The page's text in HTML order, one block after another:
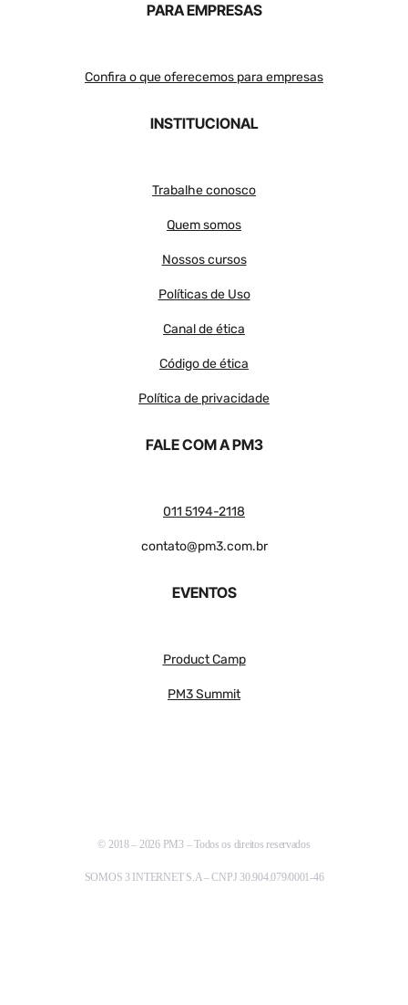
PARA EMPRESAS
Confira o que oferecemos para empresas
INSTITUCIONAL
Trabalhe conosco
Quem somos
Nossos cursos
Políticas de Uso
Canal de ética
Código de ética
Política de privacidade
FALE COM A PM3
011 5194-2118
contato@pm3.com.br
EVENTOS
Product Camp
PM3 Summit
© 2018 – 2026 PM3 – Todos os direitos reservados
SOMOS 3 INTERNET S.A – CNPJ 30.904.079/0001-46